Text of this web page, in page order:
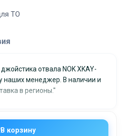
В корзину
ТО
наших менеджер. В наличии и
в регионы."
г. Екатеринбург, ул
9
осуществляется в течение 2-х